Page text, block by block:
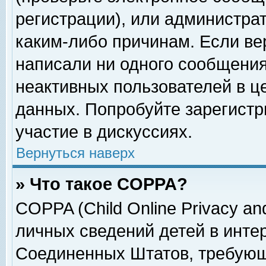
регистрации), или
каким-либо причинам. Если
написали ни одного
неактивных пользователей в
данных. Попробуйте
участие в дискуссиях.
Вернуться наверх
» Что такое COPPA?
COPPA (Child Online Privacy
личных сведений детей в
Соединенных Штатов,